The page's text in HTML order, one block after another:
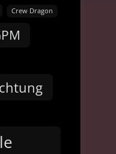
Crew Dragon